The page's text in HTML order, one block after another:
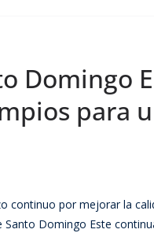
Domingo
para
continuo por mejorar la
Santo Domingo Este